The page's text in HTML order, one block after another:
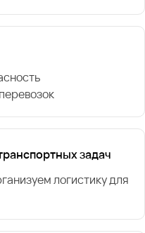
задач
логистику для